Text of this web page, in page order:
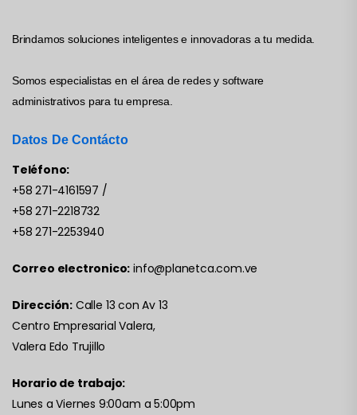
Brindamos soluciones inteligentes e innovadoras a tu medida.
Somos especialistas en el área de redes y software
administrativos para tu empresa.
Datos De Contácto
Teléfono:
+58 271-4161597 /
+58 271-2218732
+58 271-2253940
Correo electronico: info@planetca.com.ve
Dirección: Calle 13 con Av 13
Centro Empresarial Valera,
Valera Edo Trujillo
Horario de trabajo:
Lunes a Viernes 9:00am a 5:00pm